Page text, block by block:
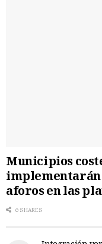
Municipios
aforos en las
0 SHARES